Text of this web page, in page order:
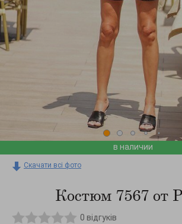
в наличии
Скачати всі фото
Костюм 7567 от
0 відгуків